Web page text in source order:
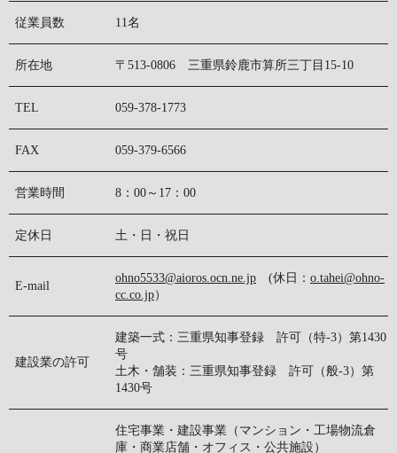
従業員数 11名
所在地 〒513-0806 三重県鈴鹿市算所三丁目15-10
TEL 059-378-1773
FAX 059-379-6566
営業時間 8：00～17：00
定休日 土・日・祝日
E-mail
ohno5533@aioros.ocn.ne.jp (休日： o.tahei@ohno-
cc.co.jp）
建設業の許可
建築一式：三重県知事登録 許可（特-3）第1430
号
土木・舗装：三重県知事登録 許可（般-3）第
1430号
住宅事業・建設事業（マンション・工場物流倉
庫・商業店舗・オフィス・公共施設）